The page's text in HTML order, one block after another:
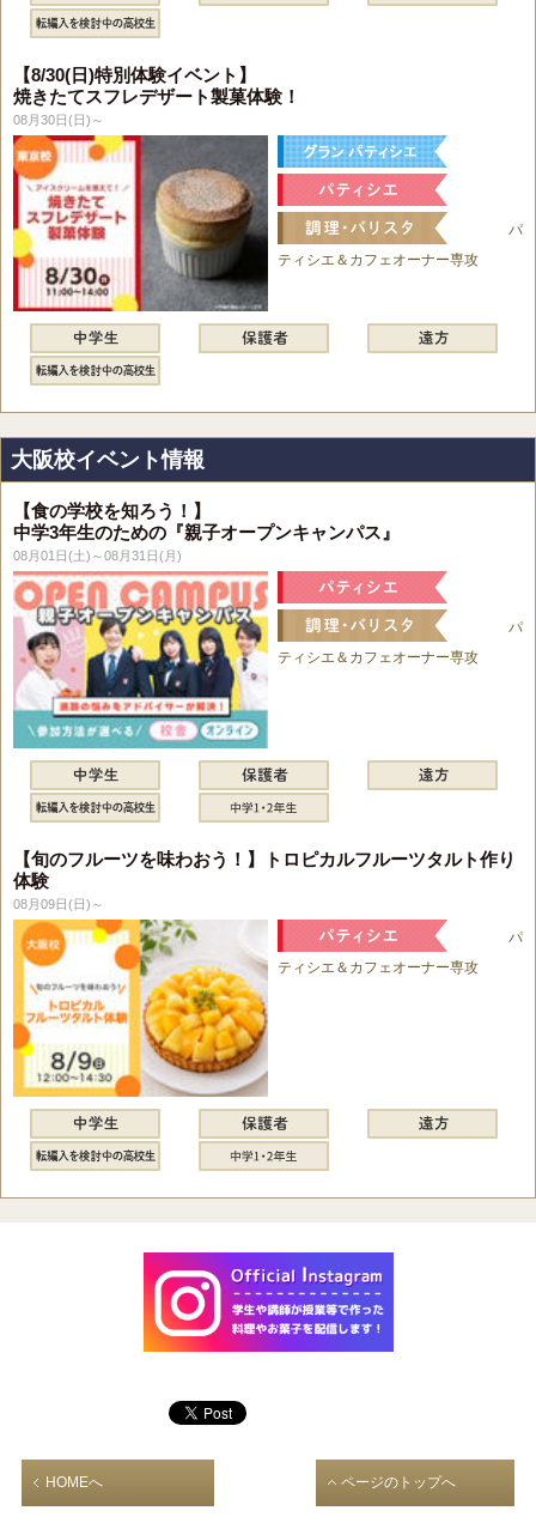
【8/30(日)特別体験イベント】
焼きたてスフレデザート製菓体験！
08月30日(日)～
パ
ティシエ＆カフェオーナー専攻
大阪校イベント情報
【食の学校を知ろう！】
中学3年生のための『親子オープンキャンパス』
08月01日(土)～08月31日(月)
パ
ティシエ＆カフェオーナー専攻
【旬のフルーツを味わおう！】トロピカルフルーツタルト作り
体験
08月09日(日)～
パ
ティシエ＆カフェオーナー専攻
HOMEへ ページのトップへ